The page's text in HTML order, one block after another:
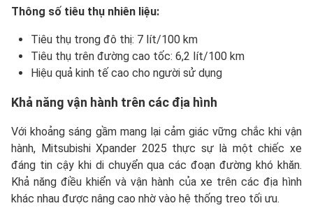
Thông số tiêu thụ nhiên liệu:
Tiêu thụ trong đô thị: 7 lít/100 km
Tiêu thụ trên đường cao tốc: 6,2 lít/100 km
Hiệu quả kinh tế cao cho người sử dụng
Khả năng vận hành trên các địa hình
Với khoảng sáng gầm mang lại cảm giác vững chắc khi vận
hành, Mitsubishi Xpander 2025 thực sự là một chiếc xe
đáng tin cậy khi di chuyển qua các đoạn đường khó khăn.
Khả năng điều khiển và vận hành của xe trên các địa hình
khác nhau được nâng cao nhờ vào hệ thống treo tối ưu.